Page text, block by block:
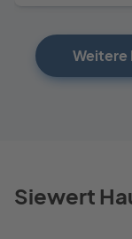
Weitere
Siewert